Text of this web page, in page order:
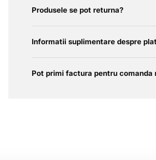
Produsele se pot returna?
Informatii suplimentare despre
Pot primi factura pentru comanda